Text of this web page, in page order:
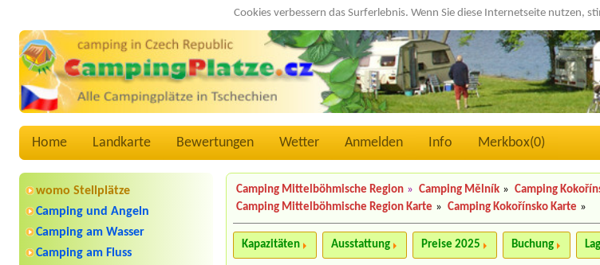
Cookies verbessern das Surferlebnis. Wenn Sie diese Internetseite nutzen,
Home Landkarte Bewertungen Wetter Anmelden Info Merkbox(0)
womo Stellplätze
Camping und Angeln
Camping am Wasser
Camping am Fluss
Camping Mittelböhmische Region » Camping Mělník » Camping
Camping Mittelböhmische Region Karte » Camping Kokořínsko Karte »
Kapazitäten Ausstattung Preise 2025 Buchung